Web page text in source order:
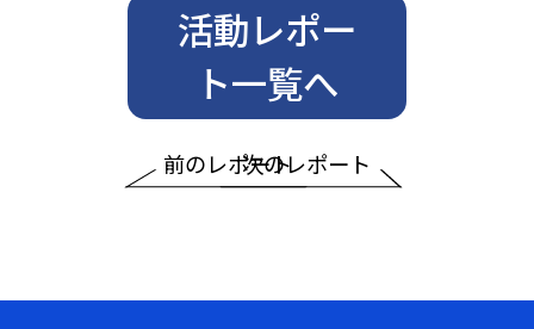
前のレポート
活動レポー
ト一覧へ
次のレポート